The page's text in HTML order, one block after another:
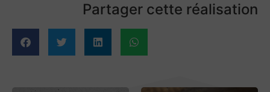
Partager cette réalisation